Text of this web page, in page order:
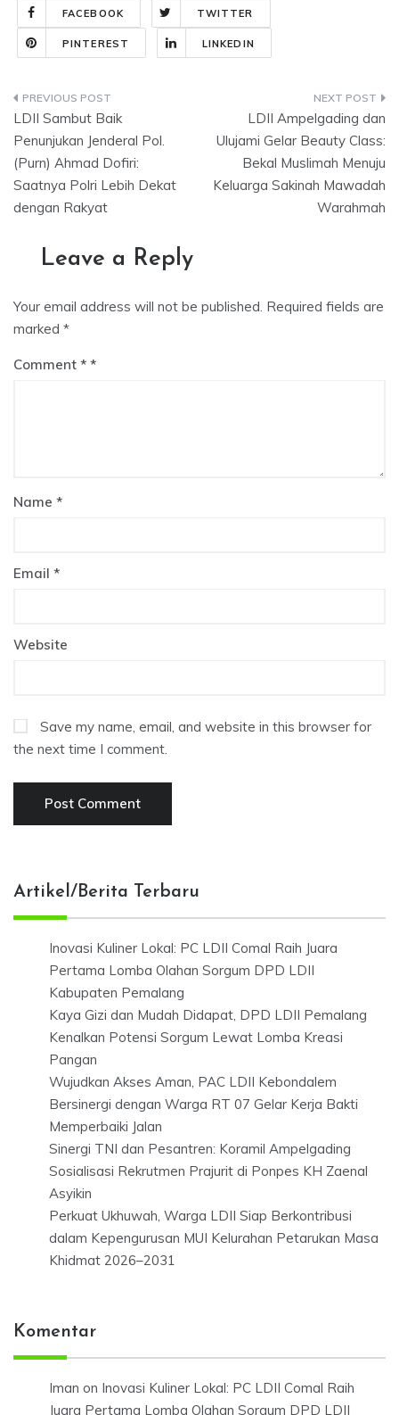
FACEBOOK TWITTER
PINTEREST LINKEDIN
Post
navigation
LDII Sambut Baik
Penunjukan Jenderal Pol.
(Purn) Ahmad Dofiri:
Saatnya Polri Lebih Dekat
dengan Rakyat
LDII Ampelgading dan
Ulujami Gelar Beauty Class:
Bekal Muslimah Menuju
Keluarga Sakinah Mawadah
Warahmah
Leave a Reply
Your email address will not be published. Required fields are
marked *
Comment *
Name *
Email *
Website
Save my name, email, and website in this browser for
the next time I comment.
Artikel/Berita Terbaru
Inovasi Kuliner Lokal: PC LDII Comal Raih Juara
Pertama Lomba Olahan Sorgum DPD LDII
Kabupaten Pemalang
Kaya Gizi dan Mudah Didapat, DPD LDII Pemalang
Kenalkan Potensi Sorgum Lewat Lomba Kreasi
Pangan
Wujudkan Akses Aman, PAC LDII Kebondalem
Bersinergi dengan Warga RT 07 Gelar Kerja Bakti
Memperbaiki Jalan
Sinergi TNI dan Pesantren: Koramil Ampelgading
Sosialisasi Rekrutmen Prajurit di Ponpes KH Zaenal
Asyikin
Perkuat Ukhuwah, Warga LDII Siap Berkontribusi
dalam Kepengurusan MUI Kelurahan Petarukan Masa
Khidmat 2026–2031
Komentar
Iman on Inovasi Kuliner Lokal: PC LDII Comal Raih
Juara Pertama Lomba Olahan Sorgum DPD LDII